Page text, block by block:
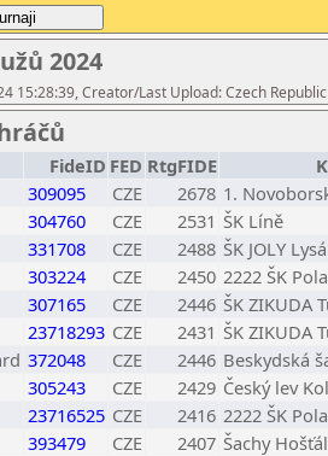
2024
15:28:39, Creator/Last Upload: Czech
FideID FED RtgFIDE
309095 CZE 2678 1.
304760 CZE 2531 ŠK Líně
331708 CZE 2488 ŠK JOLY
303224 CZE 2450 2222 ŠK
307165 CZE 2446 ŠK ZIKUDA
23718293 CZE 2431 ŠK ZIKUDA
372048 CZE 2446 Beskydská
305243 CZE 2429 Český lev
23716525 CZE 2416 2222 ŠK
393479 CZE 2407 Šachy